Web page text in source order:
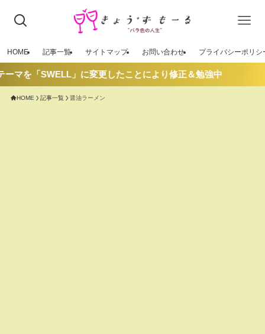
HOME 記事一覧 サイトマップ お問い合わせ プライバシーポリシ
マを「SWELL」に変更したことにより修正＆勉強中
HOME 記事一覧 醤油ラーメン